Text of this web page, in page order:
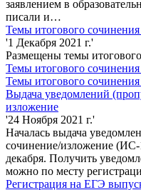
заявлением в
писали и…
Темы итогового сочинения
'1 Декабря 2021 г.'
Размещены темы
Темы итогового сочинения
Темы итогового сочинения
Выдача уведомлений
изложение
'24 Ноября 2021 г.'
Началась выдача
сочинение/изложение (ИС-
декабря. Получить
можно по месту
Регистрация на ЕГЭ